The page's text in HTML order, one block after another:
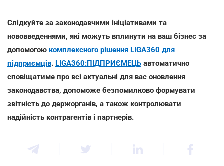
Слідкуйте за законодавчими ініціативами та
нововведеннями, які можуть вплинути на ваш бізнес за
допомогою комплексного рішення LIGA360 для
підприємців. LIGA360:ПІДПРИЄМЕЦЬ автоматично
сповіщатиме про всі актуальні для вас оновлення
законодавства, допоможе безпомилково формувати
звітність до держорганів, а також контролювати
надійність контрагентів і партнерів.